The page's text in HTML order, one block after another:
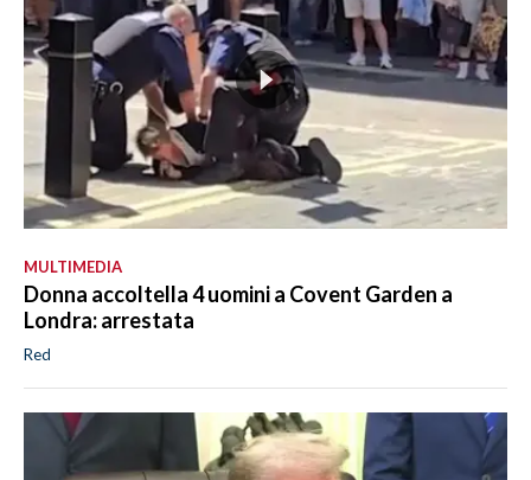
MULTIMEDIA
Donna accoltella 4 uomini a Covent Garden a
Londra: arrestata
Red